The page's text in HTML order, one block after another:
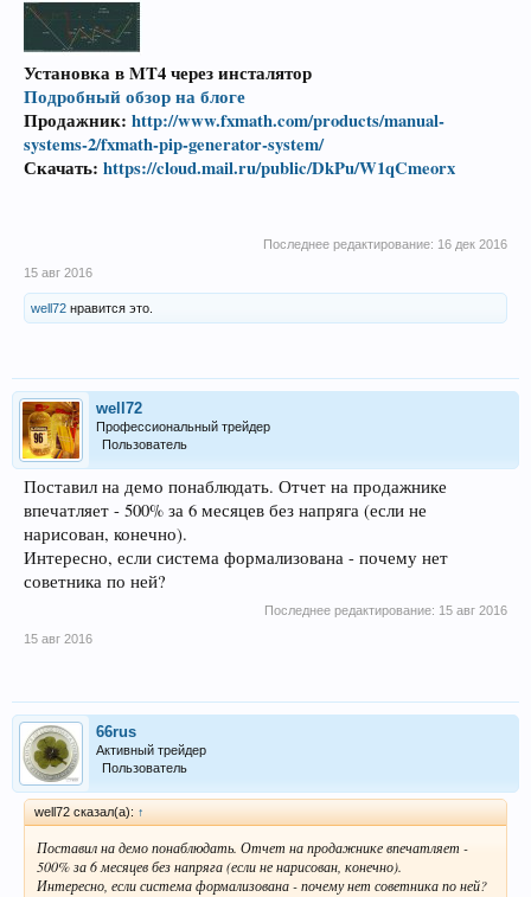
Установка в MT4 через инсталятор
Подробный обзор на блоге
Продажник: http://www.fxmath.com/products/manual-
systems-2/fxmath-pip-generator-system/
Скачать: https://cloud.mail.ru/public/DkPu/W1qCmeorx
Последнее редактирование: 16 дек 2016
15 авг 2016
well72 нравится это.
well72
Профессиональный трейдер
Пользователь
Поставил на демо понаблюдать. Отчет на продажнике
впечатляет - 500% за 6 месяцев без напряга (если не
нарисован, конечно).
Интересно, если система формализована - почему нет
советника по ней?
Последнее редактирование: 15 авг 2016
15 авг 2016
66rus
Активный трейдер
Пользователь
well72 сказал(а): ↑
Поставил на демо понаблюдать. Отчет на продажнике впечатляет -
500% за 6 месяцев без напряга (если не нарисован, конечно).
Интересно, если система формализована - почему нет советника по ней?